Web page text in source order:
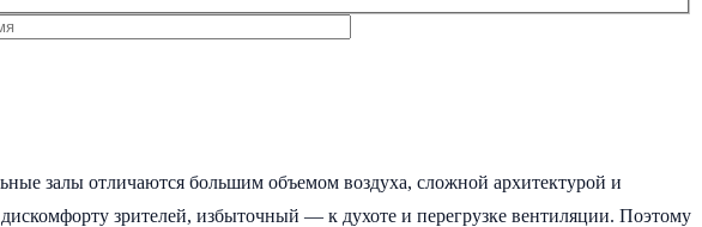
залы отличаются большим объемом воздуха, сложной архитектурой и
зрителей, избыточный — к духоте и перегрузке вентиляции. Поэтому